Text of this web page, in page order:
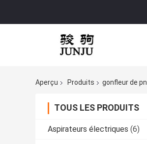
Aperçu Produits gonfleur de
TOUS LES PRODUITS
Aspirateurs électriques (6)